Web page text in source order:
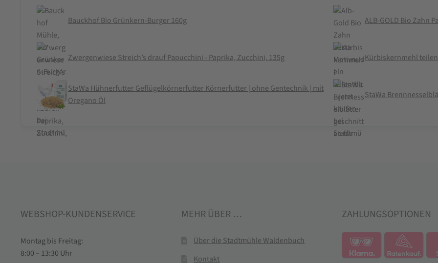
Bauckhof Bio Grünkern-Burger 160g ALB-GOLD Bio Zahn
Zwergenwiese Streich’s drauf Papucchini - Paprika, Zucchini, 135g Kürbiskernmehl
StaWa Hühnerfutter Geflügelkörnerfutter Körnerfutter | ohne Gentechnik | mit
Oregano Öl
StaWa
WEBSHOP-KUNDENSERVICE
Montag bis Freitag:
8:00 – 13:30 Uhr
MEHR ÜBER …
Über die Stadtmühle Waldenbuch
Kontakt
ZAHLUNGSOPTIONEN